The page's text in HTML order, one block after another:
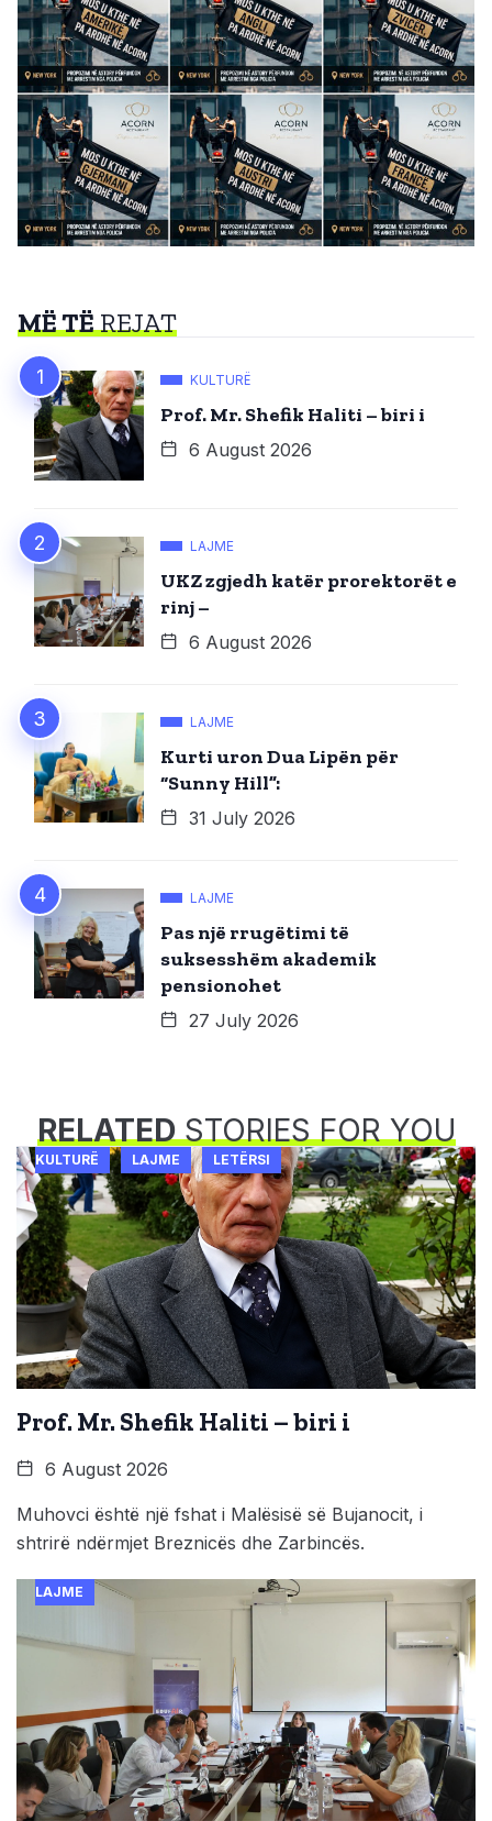
MË TËREJAT
KULTURË
Prof. Mr. Shefik Haliti – biri i
6 August 2026
LAJME
UKZ zgjedh katër prorektorët e
rinj –
6 August 2026
LAJME
Kurti uron Dua Lipën për
“Sunny Hill”:
31 July 2026
LAJME
Pas një rrugëtimi të
suksesshëm akademik
pensionohet
27 July 2026
RELATEDSTORIES FOR YOU
KULTURË LAJME LETËRSI
Prof. Mr. Shefik Haliti – biri i
6 August 2026
Muhovci është një fshat i Malësisë së Bujanocit, i
shtrirë ndërmjet Breznicës dhe Zarbincës.
LAJME